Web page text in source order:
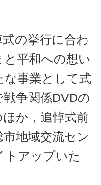
の挙行に合わ
平和への想い
な事業として式
争関係DVDの
ほか，追悼式前
地域交流セン
トアップいた